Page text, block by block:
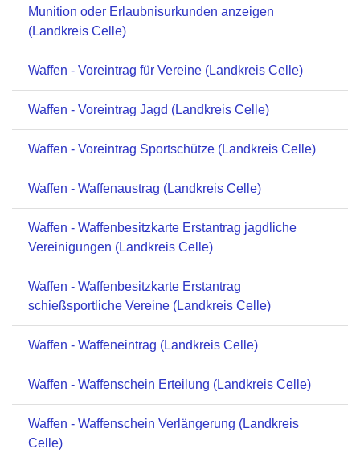
Munition oder Erlaubnisurkunden anzeigen
(Landkreis Celle)
Waffen - Voreintrag für Vereine (Landkreis Celle)
Waffen - Voreintrag Jagd (Landkreis Celle)
Waffen - Voreintrag Sportschütze (Landkreis Celle)
Waffen - Waffenaustrag (Landkreis Celle)
Waffen - Waffenbesitzkarte Erstantrag jagdliche
Vereinigungen (Landkreis Celle)
Waffen - Waffenbesitzkarte Erstantrag
schießsportliche Vereine (Landkreis Celle)
Waffen - Waffeneintrag (Landkreis Celle)
Waffen - Waffenschein Erteilung (Landkreis Celle)
Waffen - Waffenschein Verlängerung (Landkreis
Celle)